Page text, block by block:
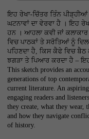
ਇਹ ਰੇਖਾ-ਚਿੱਤਰ ਤਿੰਨ
ਘਟਨਾਵਾਂ ਦਾ ਵੇਰਵਾ ਹੈ । ਇਹ
ਹਨ । ਆਹਲਾ ਕਵੀ ਜਾਂ
ਵਿਚ ਪਾਠਕਾਂ ਤੇ ਸਰੋਤਿਆਂ ਨੂੰ
ਪਹਿਣਦਾ ਹੈ, ਕਿਸ ਕੈਫੇ ਵਿਚ
ਝਗੜਾ ਤੇ ਪਿਆਰ ਕਰਦਾ ਹੈ –
This sketch provides an
generations of top
current literature. An
engaging readers and
they create, what they wear,
and how they navigate
of history.